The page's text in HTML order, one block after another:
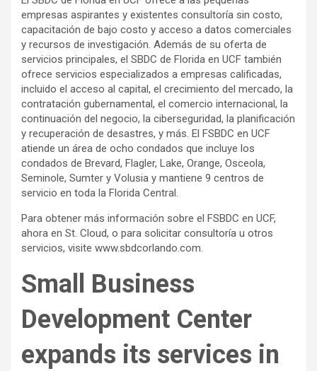
empresas aspirantes y existentes consultoría sin costo,
capacitación de bajo costo y acceso a datos comerciales
y recursos de investigación. Además de su oferta de
servicios principales, el SBDC de Florida en UCF también
ofrece servicios especializados a empresas calificadas,
incluido el acceso al capital, el crecimiento del mercado, la
contratación gubernamental, el comercio internacional, la
continuación del negocio, la ciberseguridad, la planificación
y recuperación de desastres, y más. El FSBDC en UCF
atiende un área de ocho condados que incluye los
condados de Brevard, Flagler, Lake, Orange, Osceola,
Seminole, Sumter y Volusia y mantiene 9 centros de
servicio en toda la Florida Central.
Para obtener más información sobre el FSBDC en UCF,
ahora en St. Cloud, o para solicitar consultoría u otros
servicios, visite www.sbdcorlando.com.
Small Business
Development Center
expands its services in